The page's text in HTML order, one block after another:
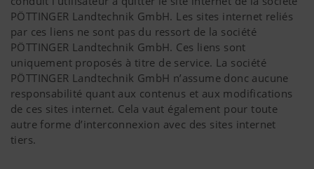
consentement
la bannière
« acceptation
des
cookies » a
été
approuvée.
Pays (layer) et
Enregistre
6 Mois
Nous souhaitons améliorer constamment la
convivialité et les performances de notre site
internet. C'est pourquoi nous utilisons des
technologies d'analyse (incluant des cookies) qui
mesurent et évaluent anonymement quels sont
les contenus de notre site internet qui sont
utilisés et quelles sont les rubriques les plus
PÖTTINGER Landtechnik GmbH. Les sites internet reliés
par ces liens ne sont pas du ressort de la société
PÖTTINGER Landtechnik GmbH. Ces liens sont
uniquement proposés à titre de service. La société
PÖTTINGER Landtechnik GmbH n’assume donc aucune
responsabilité quant aux contenus et aux modifications
de ces sites internet. Cela vaut également pour toute
autre forme d’interconnexion avec des sites internet
tiers.